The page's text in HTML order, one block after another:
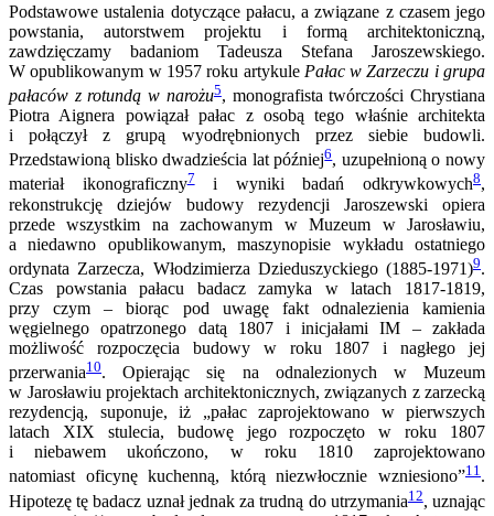
Podstawowe ustalenia dotyczące pałacu, a związane z czasem jego
powstania, autorstwem projektu i formą architektoniczną,
zawdzięczamy badaniom Tadeusza Stefana Jaroszewskiego.
W opublikowanym w 1957 roku artykule Pałac w Zarzeczu i grupa
pałaców z rotundą w narożu5, monografista twórczości Chrystiana
Piotra Aignera powiązał pałac z osobą tego właśnie architekta
i połączył z grupą wyodrębnionych przez siebie budowli.
Przedstawioną blisko dwadzieścia lat później6, uzupełnioną o nowy
materiał ikonograficzny7i wyniki badań odkrywkowych8,
rekonstrukcję dziejów budowy rezydencji Jaroszewski opiera
przede wszystkim na zachowanym w Muzeum w Jarosławiu,
a niedawno opublikowanym, maszynopisie wykładu ostatniego
ordynata Zarzecza, Włodzimierza Dzieduszyckiego (1885-1971)9.
Czas powstania pałacu badacz zamyka w latach 1817-1819,
przy czym – biorąc pod uwagę fakt odnalezienia kamienia
węgielnego opatrzonego datą 1807 i inicjałami IM – zakłada
możliwość rozpoczęcia budowy w roku 1807 i nagłego jej
przerwania10. Opierając się na odnalezionych w Muzeum
w Jarosławiu projektach architektonicznych, związanych z zarzecką
rezydencją, suponuje, iż „pałac zaprojektowano w pierwszych
latach XIX stulecia, budowę jego rozpoczęto w roku 1807
i niebawem ukończono, w roku 1810 zaprojektowano
natomiast oficynę kuchenną, którą niezwłocznie wzniesiono”11.
Hipotezę tę badacz uznał jednak za trudną do utrzymania12, uznając